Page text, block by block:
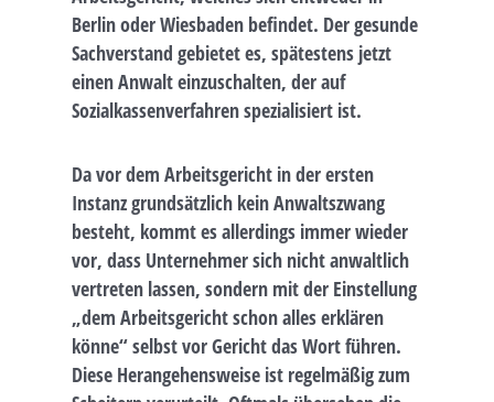
Berlin oder Wiesbaden befindet. Der gesunde
Sachverstand gebietet es, spätestens jetzt
einen Anwalt einzuschalten, der auf
Sozialkassenverfahren spezialisiert ist.
Da vor dem Arbeitsgericht in der ersten
Instanz grundsätzlich kein Anwaltszwang
besteht, kommt es allerdings immer wieder
vor, dass Unternehmer sich nicht anwaltlich
vertreten lassen, sondern mit der Einstellung
„dem Arbeitsgericht schon alles erklären
könne“ selbst vor Gericht das Wort führen.
Diese Herangehensweise ist regelmäßig zum